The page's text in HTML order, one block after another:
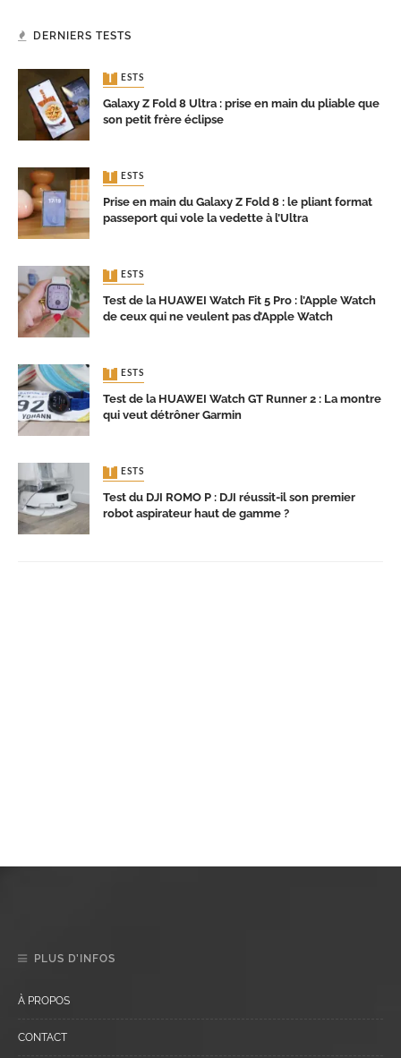
DERNIERS TESTS
TESTS
Galaxy Z Fold 8 Ultra : prise en main du pliable que
son petit frère éclipse
TESTS
Prise en main du Galaxy Z Fold 8 : le pliant format
passeport qui vole la vedette à l’Ultra
TESTS
Test de la HUAWEI Watch Fit 5 Pro : l’Apple Watch
de ceux qui ne veulent pas d’Apple Watch
TESTS
Test de la HUAWEI Watch GT Runner 2 : La montre
qui veut détrôner Garmin
TESTS
Test du DJI ROMO P : DJI réussit-il son premier
robot aspirateur haut de gamme ?
PLUS D’INFOS
À PROPOS
CONTACT